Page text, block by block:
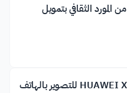
منحة سفر للفنانين العرب 2026 من المورد الثقافي بتمويل
مسابقة HUAWEI XMAGE Awards 2026 للتصوير بالهاتف